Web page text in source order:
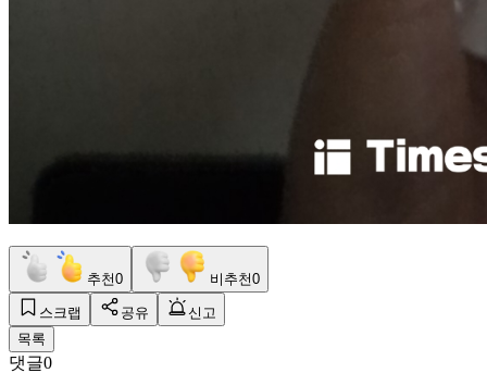
추천0 비추천0
스크랩 공유
신고
목록
댓글0